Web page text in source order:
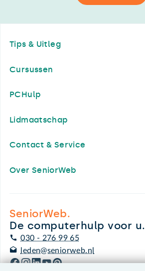
Tips & Uitleg
Cursussen
PCHulp
Lidmaatschap
Contact & Service
Over SeniorWeb
SeniorWeb.
De computerhulp voor u.
030 - 276 99 65
leden@seniorweb.nl